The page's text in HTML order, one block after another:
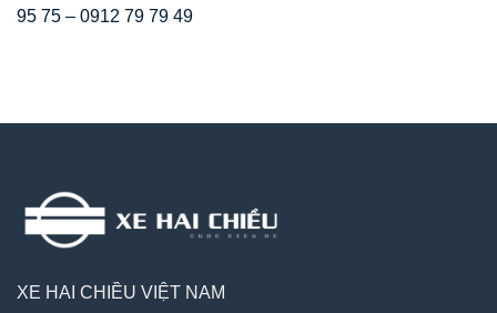
95 75 – 0912 79 79 49
XE HAI CHIỀU VIỆT NAM